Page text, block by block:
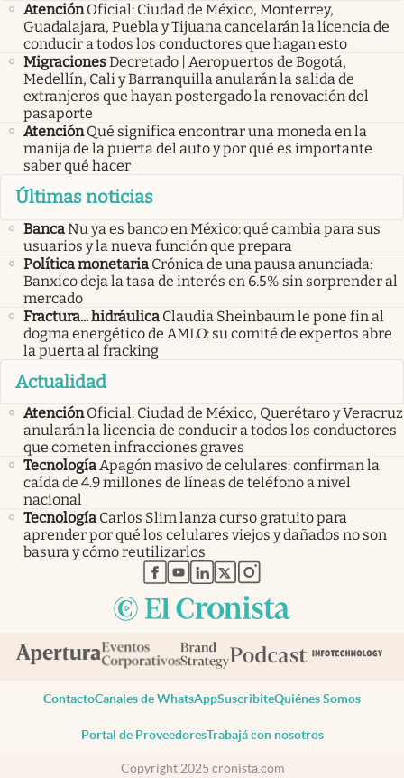
Atención Oficial: Ciudad de México, Monterrey,
Guadalajara, Puebla y Tijuana cancelarán la licencia de
conducir a todos los conductores que hagan esto
MigracionesDecretado | Aeropuertos de Bogotá,
Medellín, Cali y Barranquilla anularán la salida de
extranjeros que hayan postergado la renovación del
pasaporte
Atención Qué significa encontrar una moneda en la
manija de la puerta del auto y por qué es importante
saber qué hacer
Últimas noticias
BancaNu ya es banco en México: qué cambia para sus
usuarios y la nueva función que prepara
Política monetaria Crónica de una pausa anunciada:
Banxico deja la tasa de interés en 6.5% sin sorprender al
mercado
Fractura... hidráulica Claudia Sheinbaum le pone fin al
dogma energético de AMLO: su comité de expertos abre
la puerta al fracking
Actualidad
Atención Oficial: Ciudad de México, Querétaro y Veracruz
anularán la licencia de conducir a todos los conductores
que cometen infracciones graves
TecnologíaApagón masivo de celulares: confirman la
caída de 4.9 millones de líneas de teléfono a nivel
nacional
Tecnología Carlos Slim lanza curso gratuito para
aprender por qué los celulares viejos y dañados no son
basura y cómo reutilizarlos
abre en nueva pestaña
abre en nueva pestaña
abre en nueva pestaña
abre en nueva pestaña
abre en nueva pestaña
ContactoCanales de WhatsAppSuscribiteQuiénes Somos
Portal de ProveedoresTrabajá con nosotros
Copyright 2025 cronista.com